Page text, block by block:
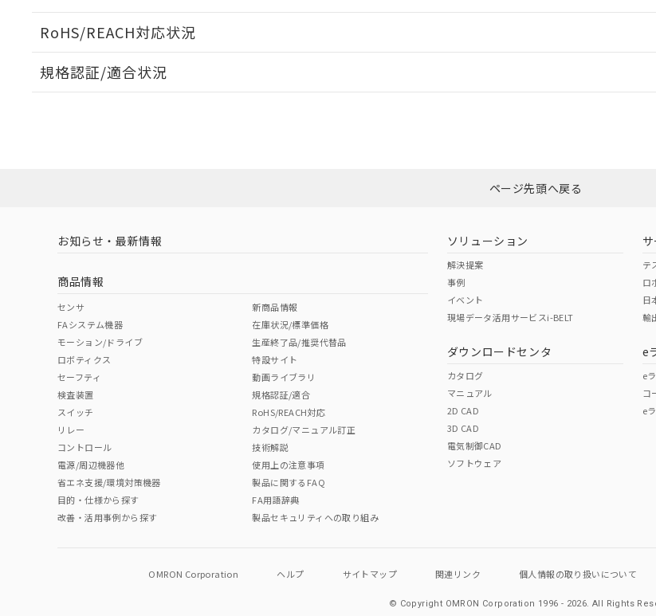
RoHS/REACH対応状況
EU RoHS 注意事項・凡例
ダウンロードはこちら
中国 RoHS 注意事項・凡例
中国 RoHS表
Pb Hg Cr(VI)
"対応済み"や非含有の記載がされた商品であっても、流通在庫等で未対応品が混在する可能性があります。
非含有品が必要な際は、弊社営業部門もしくは販売店へお問い合わせください。
規格認証/適合状況
ページ先頭へ戻る
お知らせ・最新情報
商品情報
センサ
FAシステム機器
モーション/ドライブ
ロボティクス
セーフティ
検査装置
スイッチ
リレー
コントロール
電源/周辺機器他
省エネ支援/環境対策機器
目的・仕様から探す
改善・活用事例から探す
新商品情報
在庫状況/標準価格
生産終了品/推奨代替品
特設サイト
動画ライブラリ
規格認証/適合
RoHS/REACH対応
カタログ/マニュアル訂正
技術解説
使用上の注意事項
製品に関するFAQ
FA用語辞典
製品セキュリティへの取り組み
ソリューション
解決提案
事例
イベント
現場データ活用サービスi-BELT
ダウンロードセンタ
カタログ
マニュアル
2D CAD
3D CAD
電気制御CAD
ソフトウェア
テ
ロ
日
輸
e
e
コ
e
OMRON Corporation ヘルプ サイトマップ 関連リンク 個人情報の取り扱いについて
© Copyright OMRON Corporation 1996 - 2026.All Rights